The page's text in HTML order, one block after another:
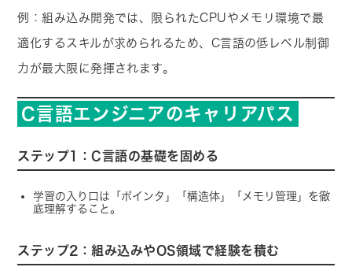
例：組み込み開発では、限られたCPUやメモリ環境で最
適化するスキルが求められるため、C言語の低レベル制御
力が最大限に発揮されます。
C言語エンジニアのキャリアパス
ステップ1：C言語の基礎を固める
学習の入り口は「ポインタ」「構造体」「メモリ管理」を徹
底理解すること。
ステップ2：組み込みやOS領域で経験を積む